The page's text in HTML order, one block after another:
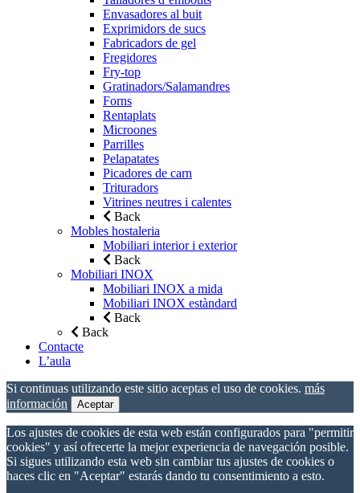
Envasadores al buit
Exprimidors de sucs
Fabricadors de gel
Fregidores
Fry-top
Gratinadors/Salamandres
Forns
Rentaplats
Microones
Parrilles
Pelapatates
Picadores de carn
Trituradors
Vitrines neutres i calentes
Back
Mobles hostaleria
Mobiliari interior i exterior
Back
Mobiliari INOX
Mobiliari INOX a mida
Mobiliari INOX estàndard
Back
Back
Contacte
L’aula
Si continuas utilizando este sitio aceptas el uso de cookies. más
información
Aceptar
Los ajustes de cookies de esta web están configurados para "permitir
cookies" y así ofrecerte la mejor experiencia de navegación posible.
Si sigues utilizando esta web sin cambiar tus ajustes de cookies o
haces clic en "Aceptar" estarás dando tu consentimiento a esto.